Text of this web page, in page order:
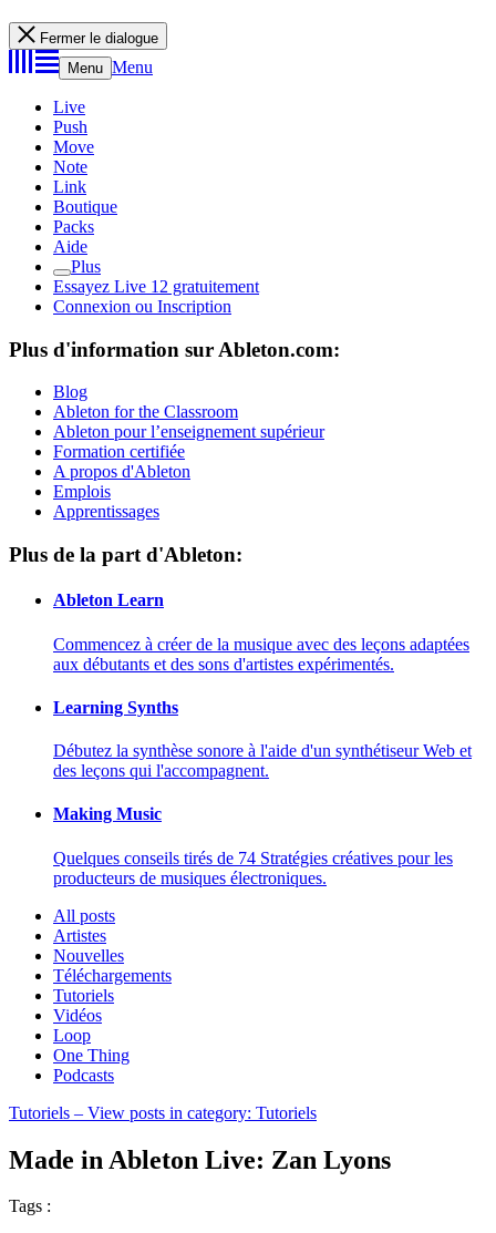
Fermer le dialogue
Menu Menu
Live
Push
Move
Note
Link
Boutique
Packs
Aide
Plus
Essayez Live 12 gratuitement
Connexion ou Inscription
Plus d'information sur Ableton.com:
Blog
Ableton for the Classroom
Ableton pour l’enseignement supérieur
Formation certifiée
A propos d'Ableton
Emplois
Apprentissages
Plus de la part d'Ableton:
Ableton Learn
Commencez à créer de la musique avec des leçons adaptées
aux débutants et des sons d'artistes expérimentés.
Learning Synths
Débutez la synthèse sonore à l'aide d'un synthétiseur Web et
des leçons qui l'accompagnent.
Making Music
Quelques conseils tirés de 74 Stratégies créatives pour les
producteurs de musiques électroniques.
All posts
Artistes
Nouvelles
Téléchargements
Tutoriels
Vidéos
Loop
One Thing
Podcasts
Tutoriels – View posts in category: Tutoriels
Made in Ableton Live: Zan Lyons
Tags :